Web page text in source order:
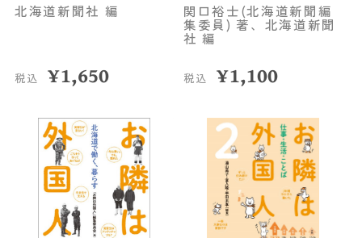
北海道新聞社 編
税込 ¥1,650
関口裕士(北海道新聞編
集委員) 著、北海道新聞
社 編
税込 ¥1,100